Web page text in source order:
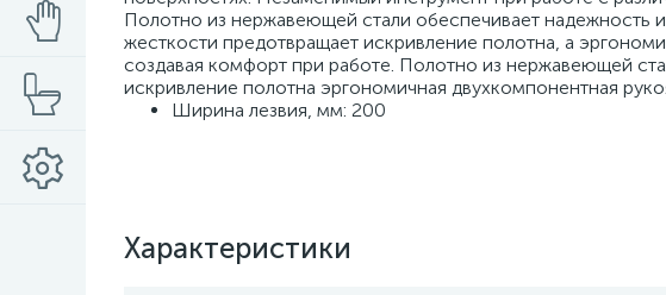
Полотно из нержавеющей стали обеспечивает надежность
жесткости предотвращает искривление полотна, а
создавая комфорт при работе. Полотно из нержавеющей
искривление полотна эргономичная двухкомпонентная
Ширина лезвия, мм: 200
Характеристики